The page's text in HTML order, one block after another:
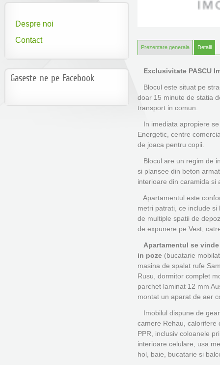
Despre noi
Contact
Gaseste-ne pe Facebook
Prezentare generala Detalii
Exclusivitate PASCU
Blocul este situat pe
doar 15 minute de statia
transport in comun.
In imediata apropiere
Energetic, centre
de joaca pentru copii.
Blocul are un regim de
si plansee din beton
interioare din caramida si
Apartamentul este
metri patrati, ce include
de multiple spatii de
de expunere pe Vest,
Apartamentul se
in poze(bucatarie
masina de spalat rufe
Rusu, dormitor complet
parchet laminat 12 mm
montat un aparat de aer
Imobilul dispune de
camere Rehau, calorifere
PPR, inclusiv coloanele
interioare celulare, usa
hol, baie, bucatarie si